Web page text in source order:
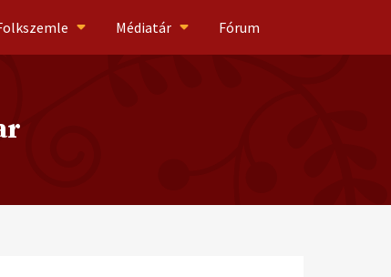
Médiatár Fórum